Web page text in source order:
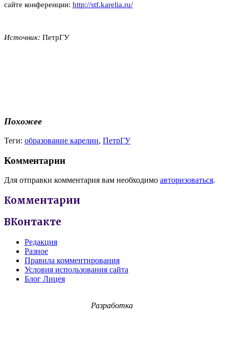
сайте конференции: http://stf.karelia.ru/
Источник: ПетрГУ
Похожее
Теги: образование карелии, ПетрГУ
Комментарии
Для отправки комментария вам необходимо авторизоваться.
Комментарии
ВКонтакте
Редакция
Разное
Правила комментирования
Условия использования сайта
Блог Лицея
Разработка